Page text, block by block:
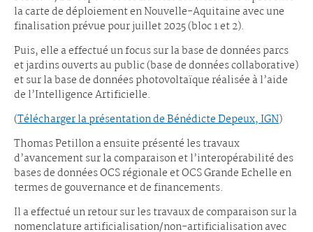
la carte de déploiement en Nouvelle-Aquitaine avec une
finalisation prévue pour juillet 2025 (bloc 1 et 2).
Puis, elle a effectué un focus sur la base de données parcs
et jardins ouverts au public (base de données collaborative)
et sur la base de données photovoltaïque réalisée à l’aide
de l’Intelligence Artificielle.
(Télécharger la présentation de Bénédicte Depeux, IGN)
Thomas Petillon a ensuite présenté les travaux
d’avancement sur la comparaison et l’interopérabilité des
bases de données OCS régionale et OCS Grande Echelle en
termes de gouvernance et de financements.
Il a effectué un retour sur les travaux de comparaison sur la
nomenclature artificialisation/non-artificialisation avec